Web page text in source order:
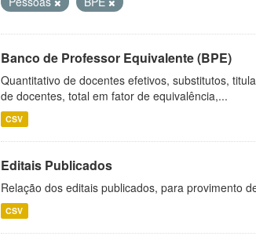
Banco de Professor Equivalente (BPE)
Quantitativo de docentes efetivos, substitutos,
de docentes, total em fator de equivalência,...
CSV
Editais Publicados
Relação dos editais publicados, para provimento
CSV